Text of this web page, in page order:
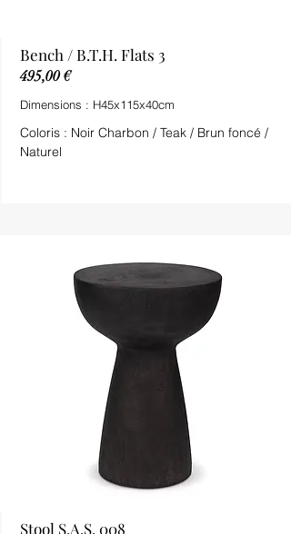
Bench / B.T.H. Flats 3
495,00 €
Dimensions : H45x115x40cm
Coloris : Noir Charbon / Teak / Brun foncé /
Naturel
Stool S.A.S. 008